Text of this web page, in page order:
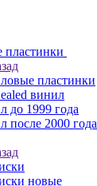
пластинки
винил
до 1999 года
после 2000 года
новые